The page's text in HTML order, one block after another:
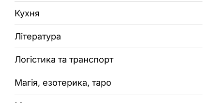
Кухня
Література
Логістика та транспорт
Магія, езотерика, таро